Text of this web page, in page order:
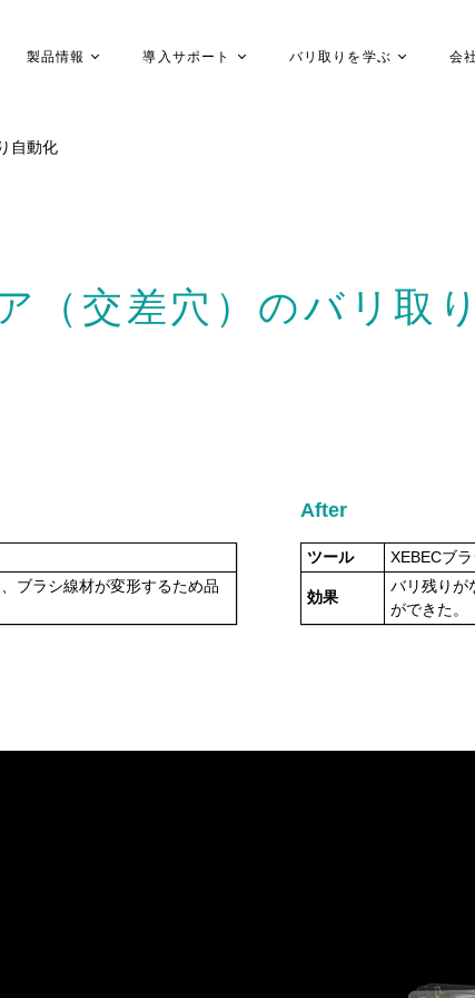
製品情報 導入サポート バリ取りを学ぶ 会
自動化
（交差穴）のバリ取
ブラシ線材が変形するため品
After
ツール XEBECブ
効果
バリ残りが
ができた。